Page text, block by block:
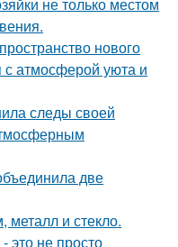
нового
с атмосферой уюта и
следы своей
две
и стекло.
это не просто